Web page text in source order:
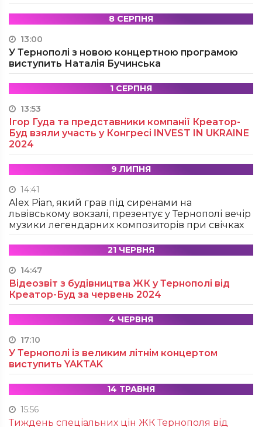
8 СЕРПНЯ
13:00
У Тернополі з новою концертною програмою
виступить Наталія Бучинська
1 СЕРПНЯ
13:53
Ігор Гуда та представники компанії Креатор-
Буд взяли участь у Конгресі INVEST IN UKRAINE
2024
9 ЛИПНЯ
14:41
Alex Pian, який грав під сиренами на
львівському вокзалі, презентує у Тернополі вечір
музики легендарних композиторів при свічках
21 ЧЕРВНЯ
14:47
Відеозвіт з будівництва ЖК у Тернополі від
Креатор-Буд за червень 2024
4 ЧЕРВНЯ
17:10
У Тернополі із великим літнім концертом
виступить YAKTAK
14 ТРАВНЯ
15:56
Тиждень спеціальних цін ЖК Тернополя від